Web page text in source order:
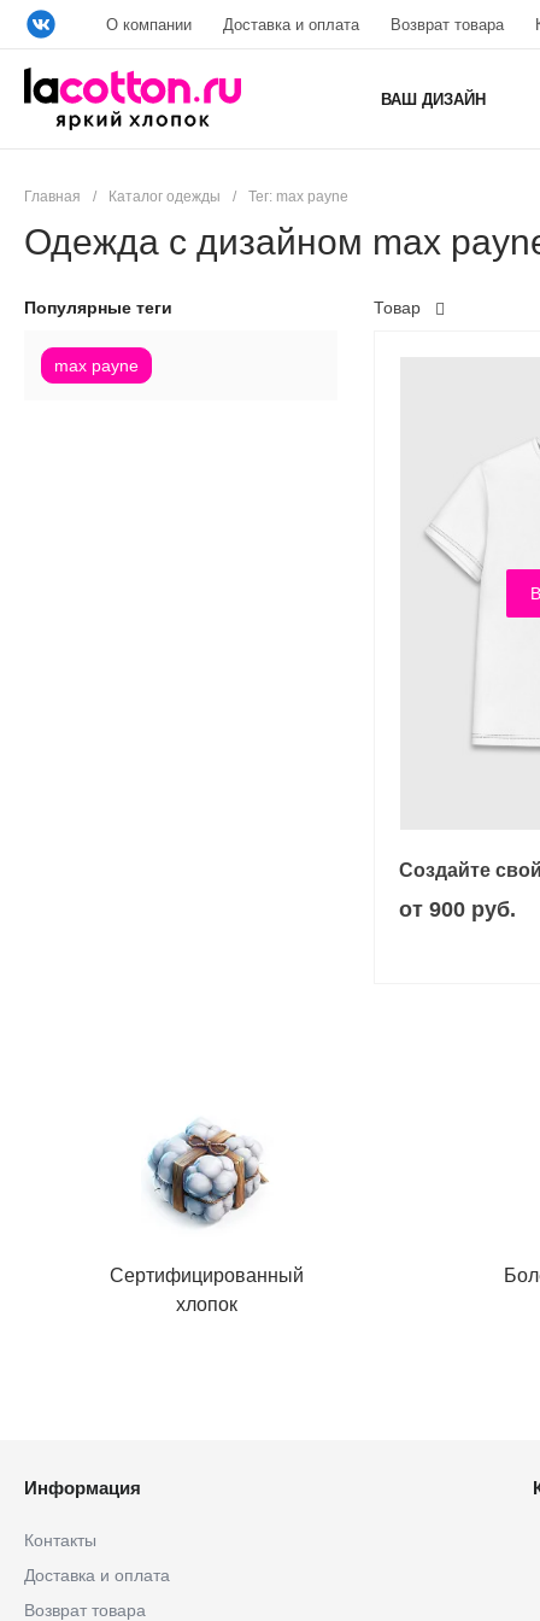
О компании Доставка и оплата Возврат товара
ВАШ ДИЗАЙН
Главная / Каталог одежды / Тег: max payne
Одежда с дизайном max
Популярные теги
max payne
Товар
Создайте
от 900 руб.
Сертифицированный
хлопок
Информация
Контакты
Доставка и оплата
Возврат товара